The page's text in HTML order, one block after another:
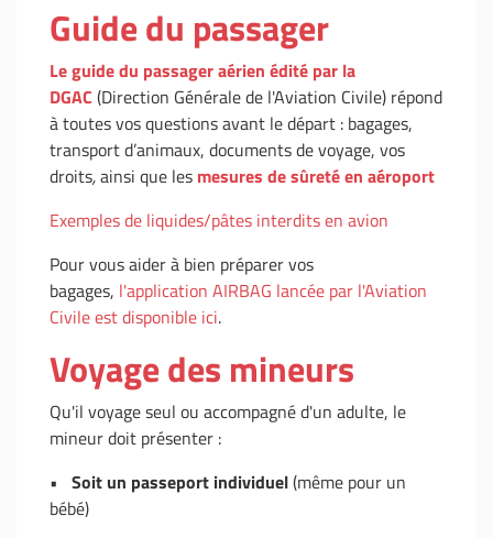
Guide du passager
Le guide du passager aérien édité par la
DGAC (Direction Générale de l'Aviation Civile) répond
à toutes vos questions avant le départ : bagages,
transport d’animaux, documents de voyage, vos
droits,ainsi que les mesures de sûreté en aéroport
Exemples de liquides/pâtes interdits en avion
Pour vous aider à bien préparer vos
bagages, l'application AIRBAG lancée par l'Aviation
Civile est disponible ici.
Voyage des mineurs
Qu'il voyage seul ou accompagné d'un adulte, le
mineur doit présenter :
• Soit un passeport individuel(même pour un
bébé)